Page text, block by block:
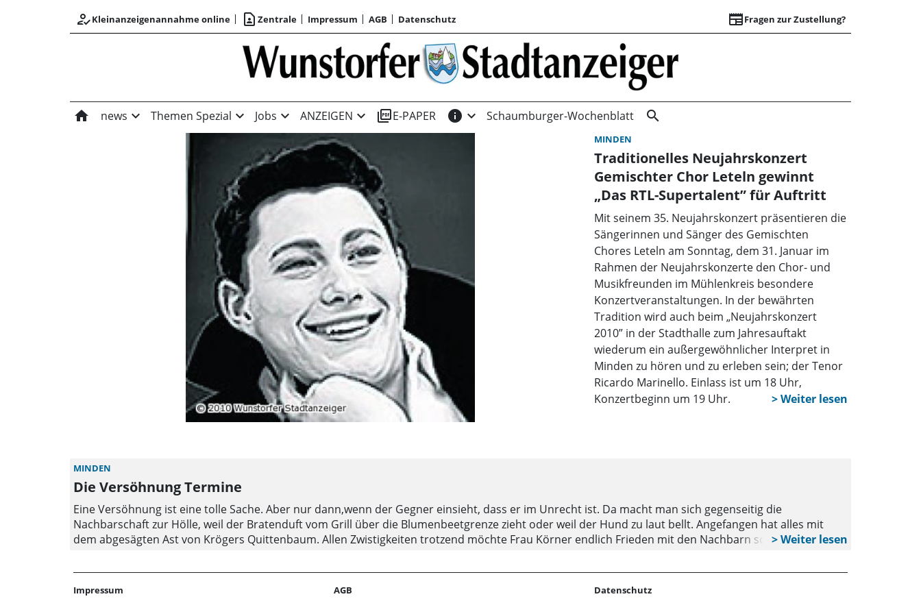
how_to_regKleinanzeigenannahme online contact_page Zentrale Impressum AGB Datenschutz newspaperFragen zur Zustellung?
Startseite |
home news expand_more Themen Spezial expand_more Jobs expand_more ANZEIGEN expand_more picture_as_pdfE-PAPER info expand_more Schaumburger-Wochenblatt search
MINDEN
Traditionelles Neujahrskonzert
Gemischter Chor Leteln gewinnt
„Das RTL-Supertalent” für Auftritt
Mit seinem 35. Neujahrskonzert präsentieren die
Sängerinnen und Sänger des Gemischten
Chores Leteln am Sonntag, dem 31. Januar im
Rahmen der Neujahrskonzerte den Chor- und
Musikfreunden im Mühlenkreis besondere
Konzertveranstaltungen. In der bewährten
Tradition wird auch beim „Neujahrskonzert
2010” in der Stadthalle zum Jahresauftakt
wiederum ein außergewöhnlicher Interpret in
Minden zu hören und zu erleben sein; der Tenor
Ricardo Marinello. Einlass ist um 18 Uhr,
Konzertbeginn um 19 Uhr.
MINDEN
Die Versöhnung Termine
Eine Versöhnung ist eine tolle Sache. Aber nur dann,wenn der Gegner einsieht, dass er im Unrecht ist. Da macht man sich gegenseitig die
Nachbarschaft zur Hölle, weil der Bratenduft vom Grill über die Blumenbeetgrenze zieht oder weil der Hund zu laut bellt. Angefangen hat alles mit
dem abgesägten Ast von Krögers Quittenbaum. Allen Zwistigkeiten trotzend möchte Frau Körner endlich Frieden mit den Nachbarn schließen und hat
einfache Frau Körners an der gedeckten Tafel auf den Besuch der etwas besser gestellten Bergkämpers. Und am Ende sitzen nur Lena Kröger und
Joachim Bergkämper zusammen, um die Versöhnung zu feiern. Ob das aber gut geht? Das Stück „Die Versöhnung” ist eine Komödie voller Witz und
Verstand. Sie ist zu sehen am Dienstag, dem 23. Februar um 20 Uhr im Stadttheater Minden.
Impressum AGB Datenschutz